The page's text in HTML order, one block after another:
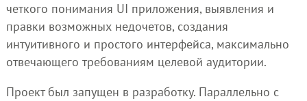
четкого понимания UI приложения, выявления и
правки возможных недочетов, создания
интуитивного и простого интерфейса, максимально
отвечающего требованиям целевой аудитории.
Проект был запущен в разработку. Параллельно с